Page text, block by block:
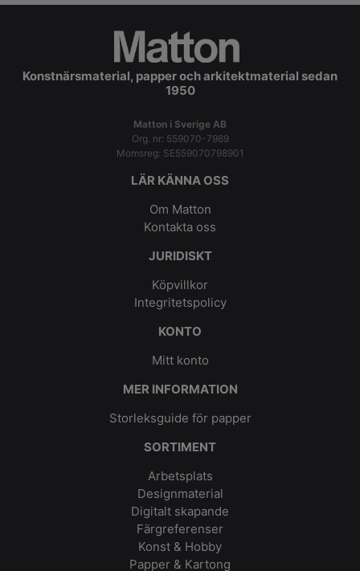
Konstnärsmaterial, papper och arkitektmaterial sedan
1950
Matton i Sverige AB
Org. nr: 559070-7989
Momsreg: SE559070798901
LÄR KÄNNA OSS
Om Matton
Kontakta oss
JURIDISKT
Köpvillkor
Integritetspolicy
KONTO
Mitt konto
MER INFORMATION
Storleksguide för papper
SORTIMENT
Arbetsplats
Designmaterial
Digitalt skapande
Färgreferenser
Konst & Hobby
Papper & Kartong